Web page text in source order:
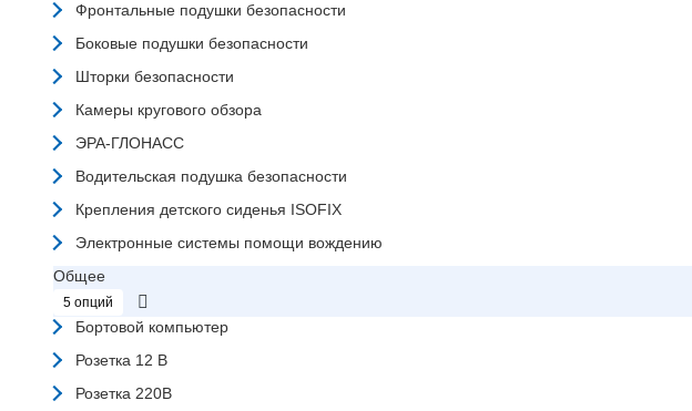
Фронтальные подушки безопасности
Боковые подушки безопасности
Шторки безопасности
Камеры кругового обзора
ЭРА-ГЛОНАСС
Водительская подушка безопасности
Крепления детского сиденья ISOFIX
Электронные системы помощи вождению
Общее
5 опций
Бортовой компьютер
Розетка 12 В
Розетка 220В